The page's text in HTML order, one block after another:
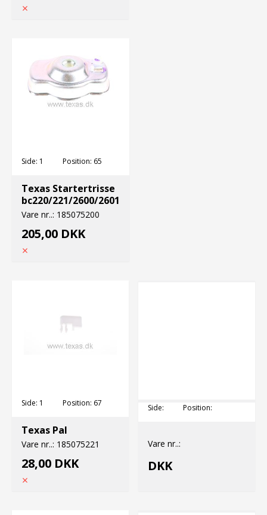
Side: 1 Position: 65
Texas Startertrisse
bc220/221/2600/2601
Vare nr..: 185075200
205,00 DKK
Side: 1 Position: 67
Texas Pal
Vare nr..: 185075221
28,00 DKK
Side: Position:
Vare nr..:
DKK